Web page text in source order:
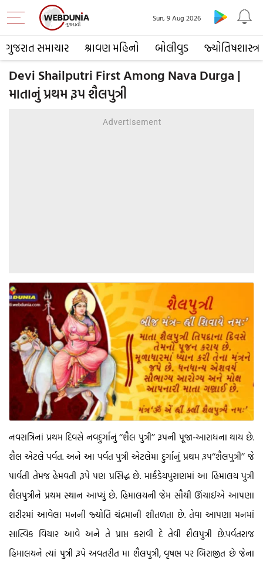
ગુજરાત સમાચાર શ્રાવણ મહિનો બોલીવુડ જ્યોતિષશાસ્ત્ર
Sun, 9 Aug 2026
Devi Shailputri First Among Nava Durga |
માતાનું પ્રથમ રૂપ શૈલપુત્રી
નવરાત્રિનાં પ્રથમ દિવસે નવદુર્ગાનું ‘‘શૈલ પુત્રી’’ રૂપની પૂજા-આરાધના થાય છે.
શૈલ એટલે પર્વત. અને આ પર્વત પુત્રી એટલેમા દુર્ગાનું પ્રથમ રૂપ‘‘શૈલપુત્રી’’ જે
પાર્વતી તેમજ હેમવતી રૂપે પણ પ્રસિદ્ધ છે. માર્કંડેયપુરાણમાં આ હિમાલય પુત્રી
શૈલપુત્રીને પ્રથમ સ્થાન આપ્યું છે. હિમાલયની જેમ સૌથી ઊંચાઈએ આપણા
શરીરમાં આવેલા મનની જ્યોતિ ચંદ્રમાની શીતળતા છે. તેવા આપણા મનમાં
સાત્વિક વિચાર આવે અને તે પ્રાપ્ત કરાવી દે તેવી શૈલપુત્રી છે.પર્વતરાજ
હિમાલયને ત્યાં પુત્રી રૂપે અવતરીત મા શૈલપુત્રી, વૃષભ પર બિરાજીત છે જેના